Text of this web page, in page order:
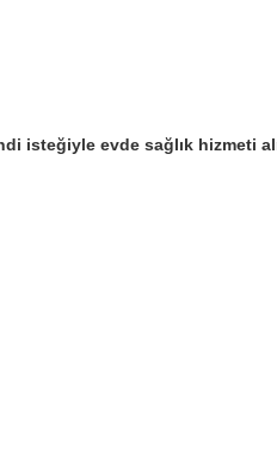
isteğiyle evde sağlık hizmeti